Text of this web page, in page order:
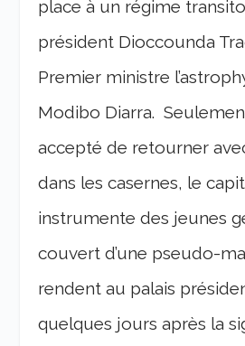
place à un régime
président Dioccounda
Premier ministre
Modibo Diarra.
accepté de retourner
dans les casernes, le
instrumente des jeunes
couvert d’une pseudo-
rendent au palais
quelques jours après la